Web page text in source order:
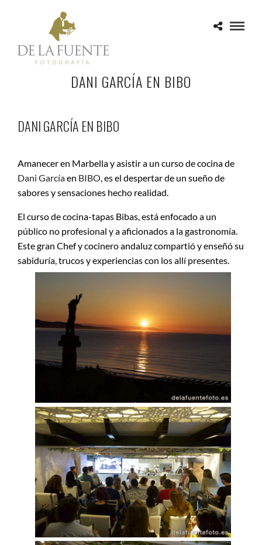
DANI GARCÍA EN BIBO
DANI GARCÍA EN BIBO
Amanecer en Marbella y asistir a un curso de cocina de
Dani Garcíaen BIBO, es el despertar de un sueño de
sabores y sensaciones hecho realidad.
El curso de cocina-tapas Bibas, está enfocado a un
público no profesional y a aficionados a la gastronomía.
Este gran Chef y cocinero andaluz compartió y enseñó su
sabiduría, trucos y experiencias con los allí presentes.